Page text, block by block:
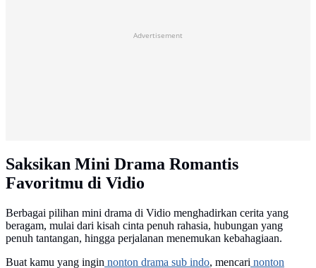
Advertisement
Saksikan Mini Drama Romantis
Favoritmu di Vidio
Berbagai pilihan mini drama di Vidio menghadirkan cerita yang
beragam, mulai dari kisah cinta penuh rahasia, hubungan yang
penuh tantangan, hingga perjalanan menemukan kebahagiaan.
Buat kamu yang ingin nonton drama sub indo, mencari nonton